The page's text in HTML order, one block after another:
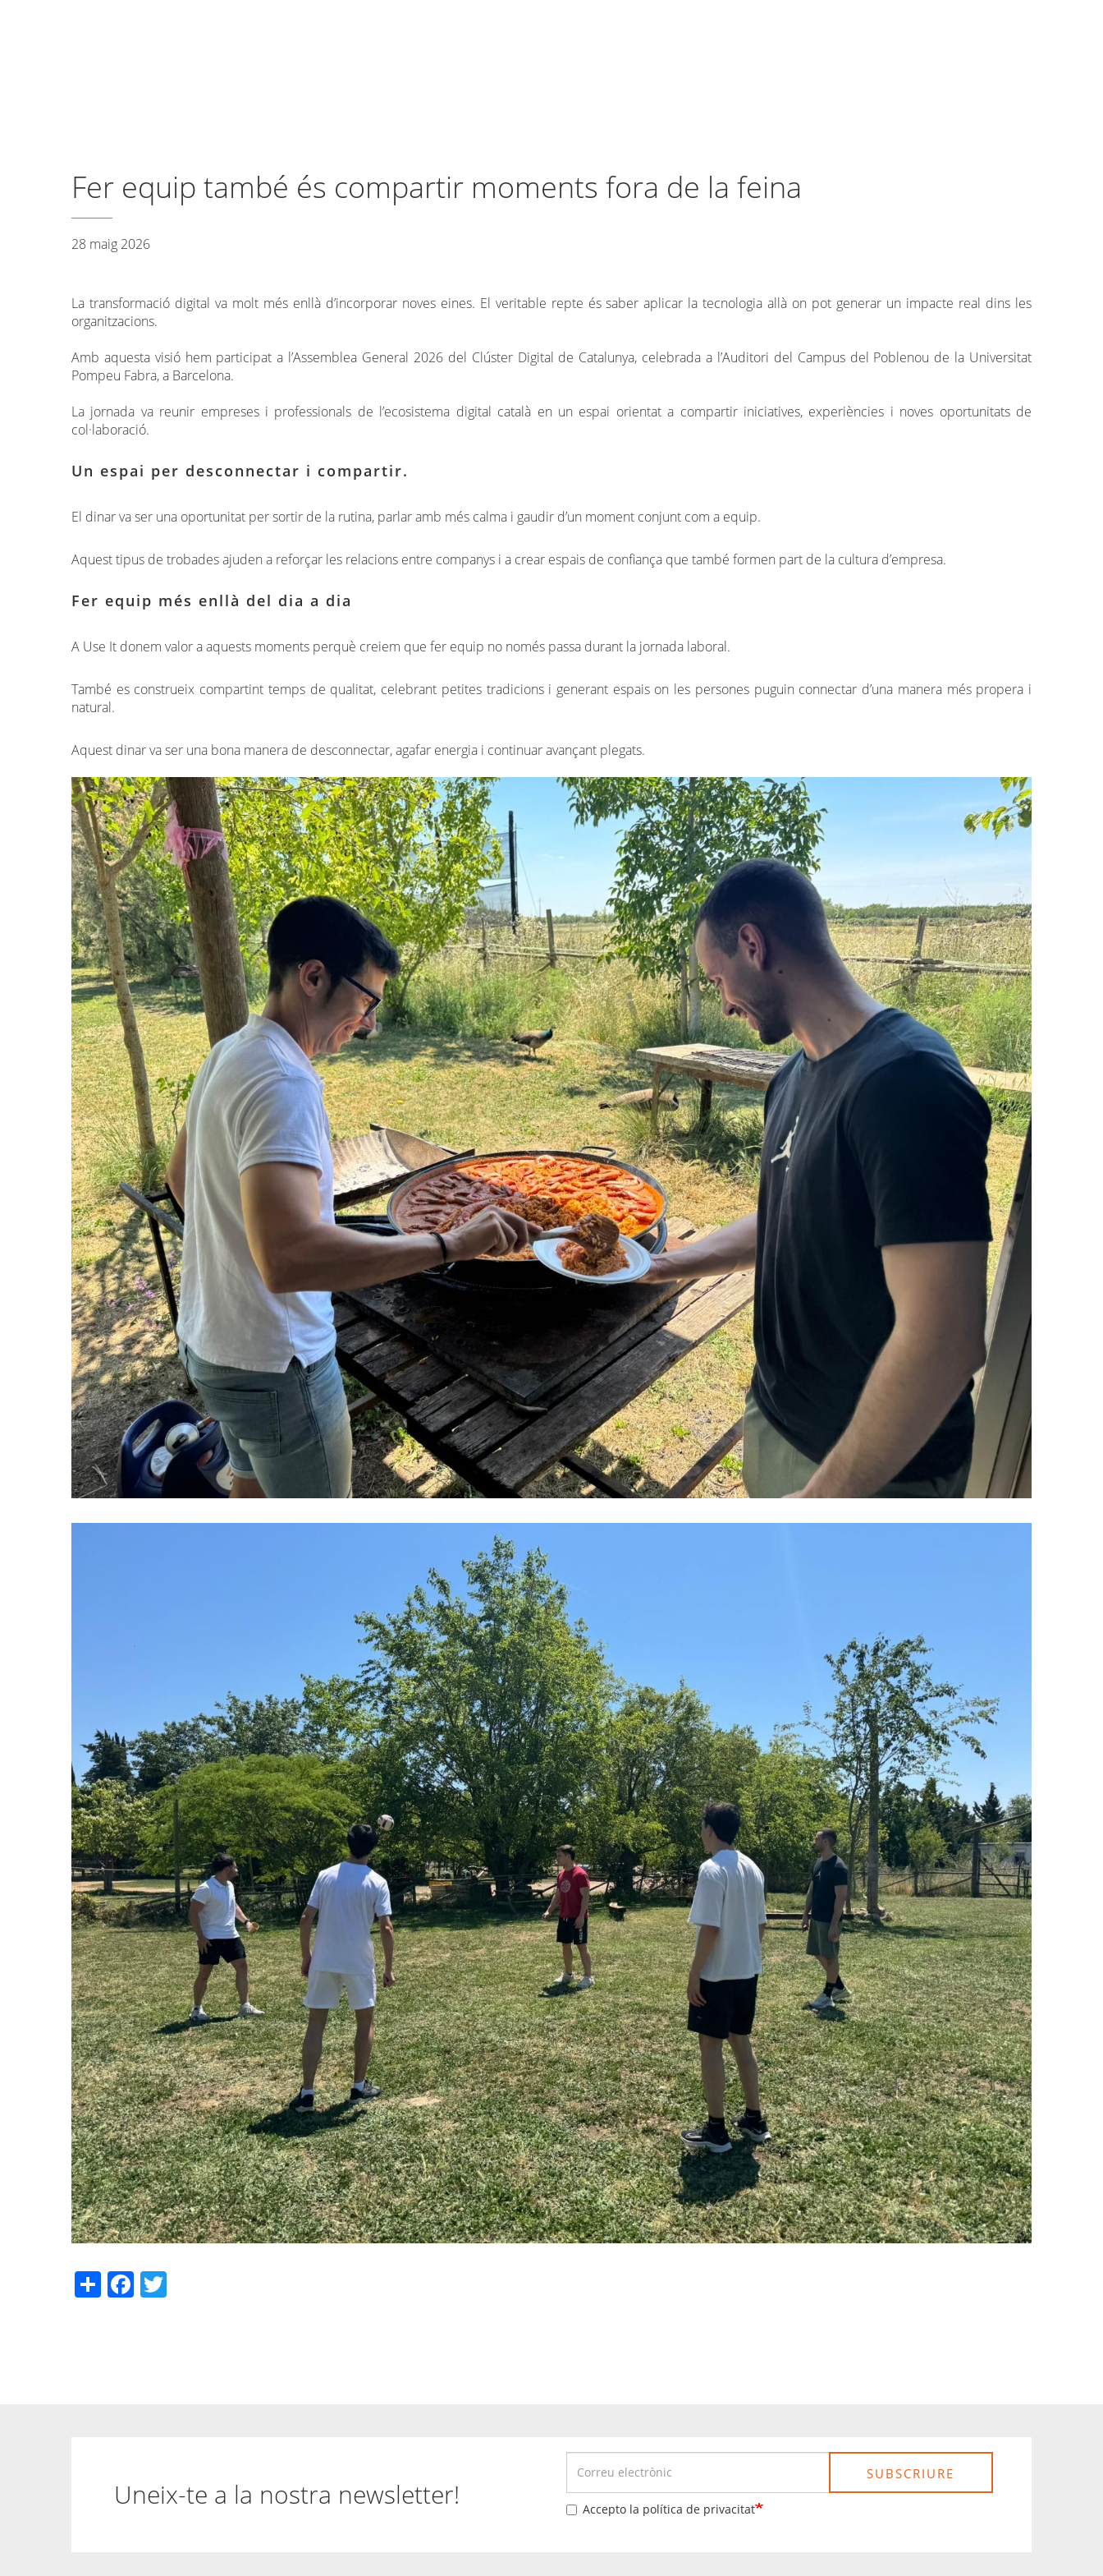
Fer equip també és compartir moments fora de la feina
28 maig 2026
La transformació digital va molt més enllà d’incorporar noves eines. El veritable repte és saber aplicar la tecnologia allà on pot generar un impacte real dins les
organitzacions.
Amb aquesta visió hem participat a l’Assemblea General 2026 del Clúster Digital de Catalunya, celebrada a l’Auditori del Campus del Poblenou de la Universitat
Pompeu Fabra, a Barcelona.
La jornada va reunir empreses i professionals de l’ecosistema digital català en un espai orientat a compartir iniciatives, experiències i noves oportunitats de
col·laboració.
Un espai per desconnectar i compartir.
El dinar va ser una oportunitat per sortir de la rutina, parlar amb més calma i gaudir d’un moment conjunt com a equip.
Aquest tipus de trobades ajuden a reforçar les relacions entre companys i a crear espais de confiança que també formen part de la cultura d’empresa.
Fer equip més enllà del dia a dia
A Use It donem valor a aquests moments perquè creiem que fer equip no només passa durant la jornada laboral.
També es construeix compartint temps de qualitat, celebrant petites tradicions i generant espais on les persones puguin connectar d’una manera més propera i
natural.
Aquest dinar va ser una bona manera de desconnectar, agafar energia i continuar avançant plegats.
ShareFacebook
Uneix-te a la nostra newsletter! Accepto la política de privacitat
SUBSCRIURE